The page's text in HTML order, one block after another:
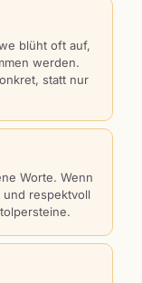
blüht oft auf,
werden.
statt nur
Worte. Wenn
und respektvoll